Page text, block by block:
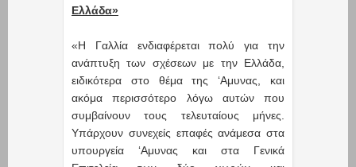
Ελλάδα»
«Η Γαλλία ενδιαφέρεται πολύ για την
ανάπτυξη των σχέσεων με την Ελλάδα,
ειδικότερα στο θέμα της ‘Αμυνας, και
ακόμα περισσότερο λόγω αυτών που
συμβαίνουν τους τελευταίους μήνες.
Υπάρχουν συνεχείς επαφές ανάμεσα στα
υπουργεία ‘Αμυνας και στα Γενικά